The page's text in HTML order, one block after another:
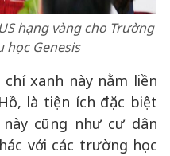
hạng vàng cho Trường
học Genesis
xanh này nằm liền
là tiện ích đặc biệt
cũng như cư dân
với các trường học